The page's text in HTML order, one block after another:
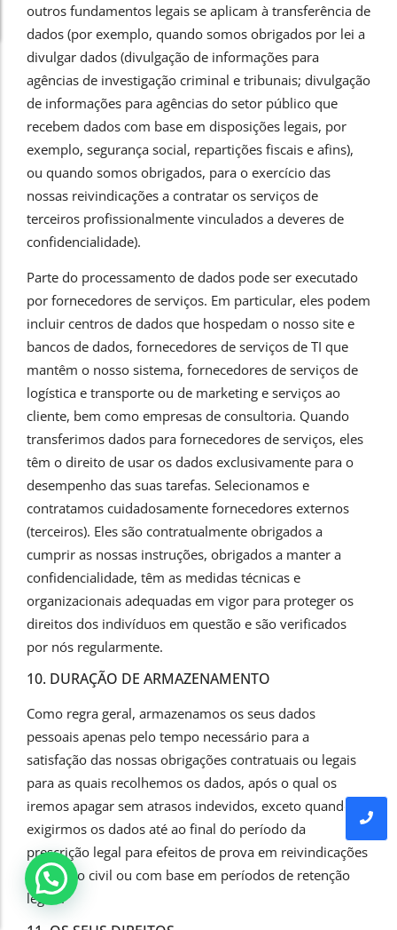
outros fundamentos legais se aplicam à transferência de
dados (por exemplo, quando somos obrigados por lei a
divulgar dados (divulgação de informações para
agências de investigação criminal e tribunais; divulgação
de informações para agências do setor público que
recebem dados com base em disposições legais, por
exemplo, segurança social, repartições fiscais e afins),
ou quando somos obrigados, para o exercício das
nossas reivindicações a contratar os serviços de
terceiros profissionalmente vinculados a deveres de
confidencialidade).
Parte do processamento de dados pode ser executado
por fornecedores de serviços. Em particular, eles podem
incluir centros de dados que hospedam o nosso site e
bancos de dados, fornecedores de serviços de TI que
mantêm o nosso sistema, fornecedores de serviços de
logística e transporte ou de marketing e serviços ao
cliente, bem como empresas de consultoria. Quando
transferimos dados para fornecedores de serviços, eles
têm o direito de usar os dados exclusivamente para o
desempenho das suas tarefas. Selecionamos e
contratamos cuidadosamente fornecedores externos
(terceiros). Eles são contratualmente obrigados a
cumprir as nossas instruções, obrigados a manter a
confidencialidade, têm as medidas técnicas e
organizacionais adequadas em vigor para proteger os
direitos dos indivíduos em questão e são verificados
por nós regularmente.
10. DURAÇÃO DE ARMAZENAMENTO
Como regra geral, armazenamos os seus dados
pessoais apenas pelo tempo necessário para a
satisfação das nossas obrigações contratuais ou legais
para as quais recolhemos os dados, após o qual os
iremos apagar sem atrasos indevidos, exceto quando
exigirmos os dados até ao final do período da
prescrição legal para efeitos de prova em reivindicações
de direito civil ou com base em períodos de retenção
legais.